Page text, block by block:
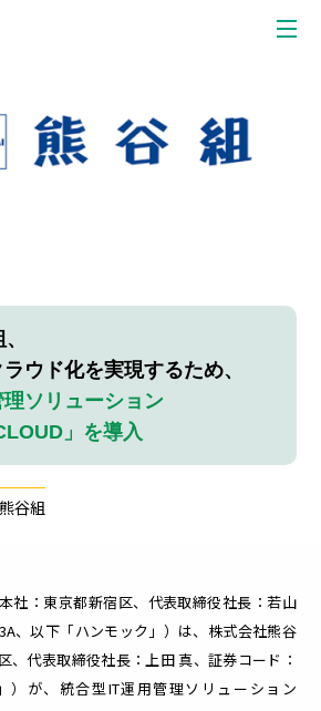
クラウド
P
C
新
管
リスク検
知オプシ
ウド化を実現するため、
ソリューション
」を導入
谷組
社：東京都新宿区、代表取締役社長：若山
、以下「ハンモック」）は、株式会社熊谷
、代表取締役社長：上田 真、証券コード：
）が、統合型IT運用管理ソリューション